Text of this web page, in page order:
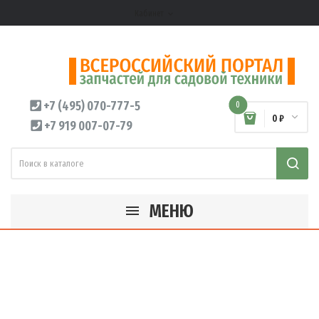
+7 (495) 070-777-5
+7 919 007-07-79
0
0 ₽
МЕНЮ